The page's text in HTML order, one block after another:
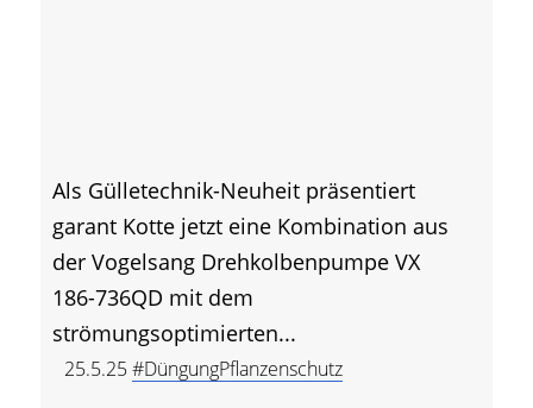
Als Gülletechnik-Neuheit präsentiert
garant Kotte jetzt eine Kombination aus
der Vogelsang Drehkolbenpumpe VX
186-736QD mit dem
strömungsoptimierten...
25.5.25#DüngungPflanzenschutz